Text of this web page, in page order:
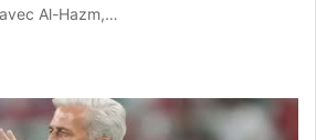
Al-Hazm,…